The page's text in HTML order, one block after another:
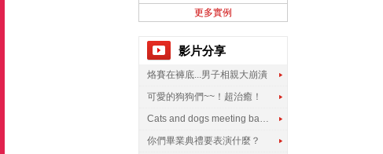
更多實例
影片分享
烙賽在褲底...男子相親大崩潰
可愛的狗狗們~~！超治癒！
Cats and dogs meeting babies for the first time
你們畢業典禮要表演什麼？